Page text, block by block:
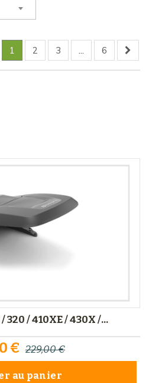
1
2 3 ... 6
320 / 410XE / 430X /...
€ 229,00 €
au panier